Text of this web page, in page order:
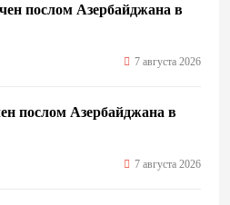
послом Азербайджана в
7 августа 2026
послом Азербайджана в
7 августа 2026